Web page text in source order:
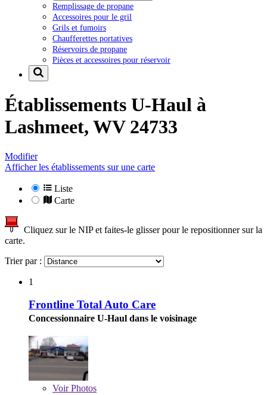
Remplissage de propane
Accessoires pour le gril
Grils et fumoirs
Chaufferettes portatives
Réservoirs de propane
Pièces et accessoires pour réservoir
Établissements U-Haul à
Lashmeet, WV 24733
Modifier
Afficher les établissements sur une carte
Liste
Carte
Cliquez sur le NIP et faites-le glisser pour le repositionner sur la
carte.
Trier par :
1
Frontline Total Auto Care
Concessionnaire U-Haul dans le voisinage
VoirPhotos